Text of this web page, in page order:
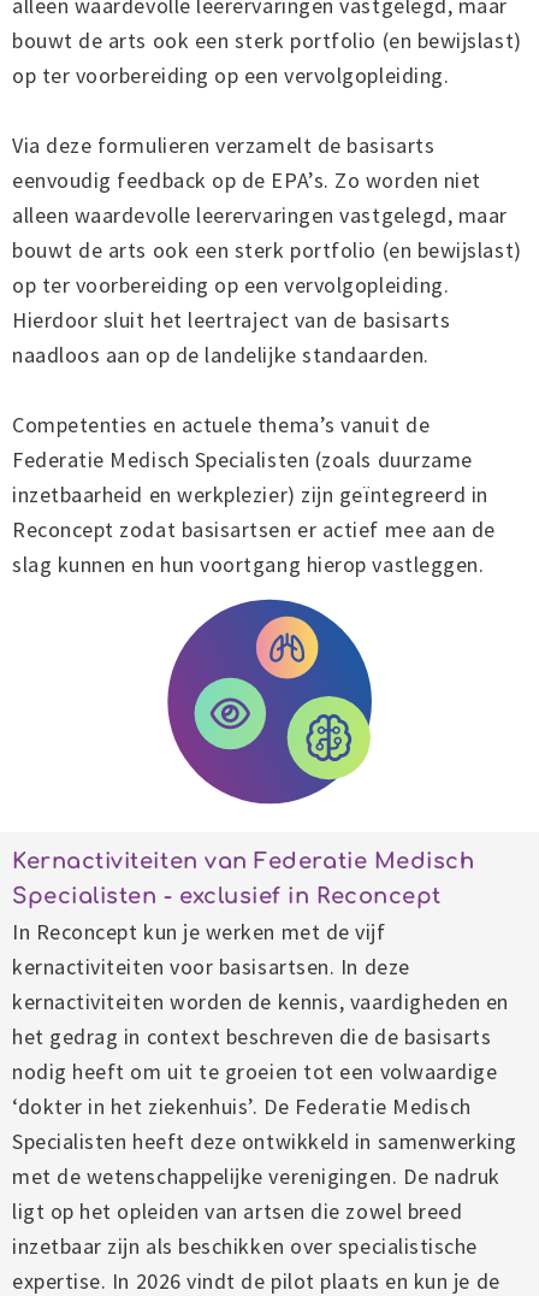
bouwt de arts ook een sterk portfolio (en bewijslast)
op ter voorbereiding op een vervolgopleiding.
Via deze formulieren verzamelt de basisarts
eenvoudig feedback op de EPA’s. Zo worden niet
alleen waardevolle leerervaringen vastgelegd, maar
bouwt de arts ook een sterk portfolio (en bewijslast)
op ter voorbereiding op een vervolgopleiding.
Hierdoor sluit het leertraject van de basisarts
naadloos aan op de landelijke standaarden.
Competenties en actuele thema’s vanuit de
Federatie Medisch Specialisten (zoals duurzame
inzetbaarheid en werkplezier) zijn geïntegreerd in
Reconcept zodat basisartsen er actief mee aan de
slag kunnen en hun voortgang hierop vastleggen.
Kernactiviteiten van Federatie Medisch
Specialisten - exclusief in Reconcept
In Reconcept kun je werken met de vijf
kernactiviteiten voor basisartsen. In deze
kernactiviteiten worden de kennis, vaardigheden en
het gedrag in context beschreven die de basisarts
nodig heeft om uit te groeien tot een volwaardige
‘dokter in het ziekenhuis’. De Federatie Medisch
Specialisten heeft deze ontwikkeld in samenwerking
met de wetenschappelijke verenigingen. De nadruk
ligt op het opleiden van artsen die zowel breed
inzetbaar zijn als beschikken over specialistische
expertise. In 2026 vindt de pilot plaats en kun je de